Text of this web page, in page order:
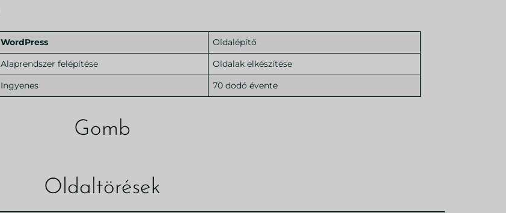
WordPress
Oldalépítő
Alaprendszer felépítése
Oldalak elkészítése
Ingyenes 70 dodó évente
Gomb
Oldaltörések